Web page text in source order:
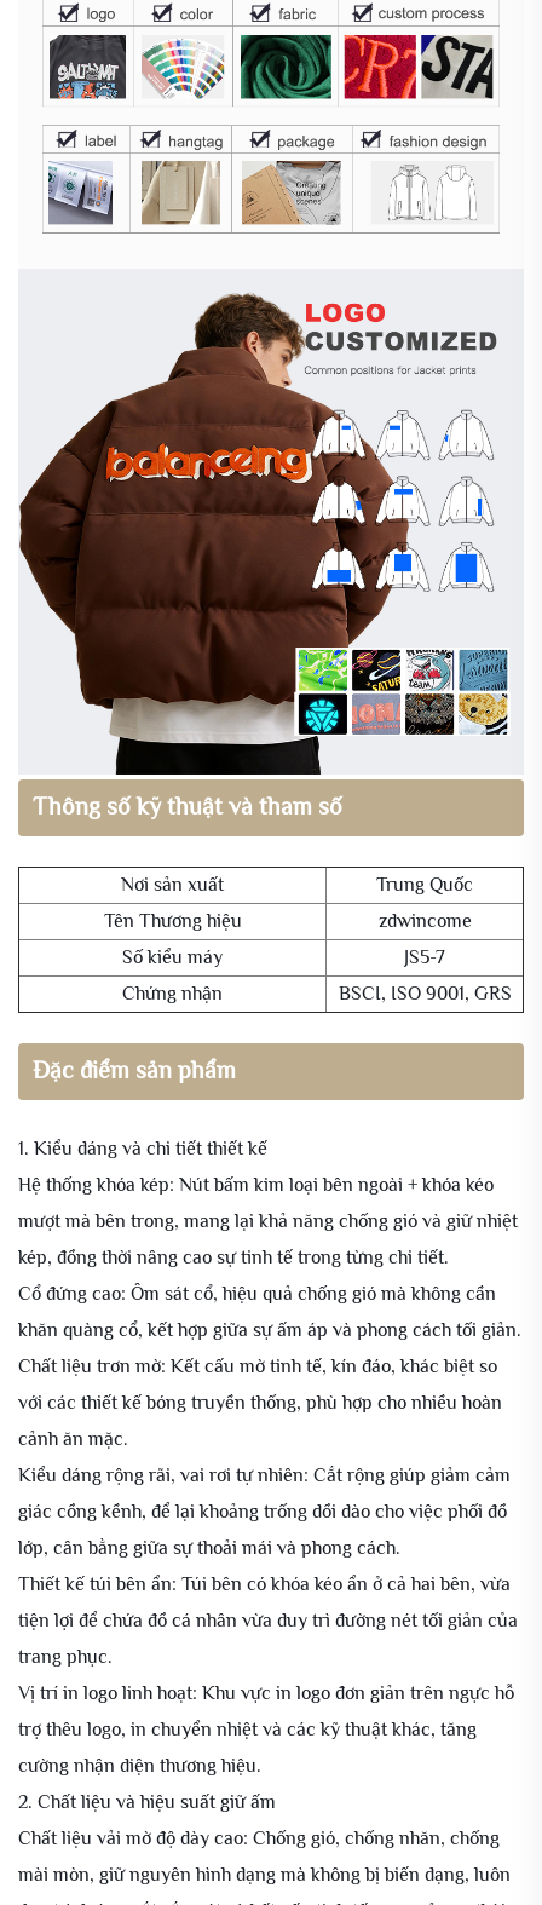
Thông số kỹ thuật và tham số
Nơi sản xuất
Trung Quốc
Tên Thương hiệu
zdwincome
Số kiểu máy
JS5-7
Chứng nhận
BSCI, ISO 9001, GRS
Đặc điểm sản phẩm
1. Kiểu dáng và chi tiết thiết kế
Hệ thống khóa kép: Nút bấm kim loại bên ngoài + khóa kéo
mượt mà bên trong, mang lại khả năng chống gió và giữ nhiệt
kép, đồng thời nâng cao sự tinh tế trong từng chi tiết.
Cổ đứng cao: Ôm sát cổ, hiệu quả chống gió mà không cần
khăn quàng cổ, kết hợp giữa sự ấm áp và phong cách tối giản.
Chất liệu trơn mờ: Kết cấu mờ tinh tế, kín đáo, khác biệt so
với các thiết kế bóng truyền thống, phù hợp cho nhiều hoàn
cảnh ăn mặc.
Kiểu dáng rộng rãi, vai rơi tự nhiên: Cắt rộng giúp giảm cảm
giác cồng kềnh, để lại khoảng trống dồi dào cho việc phối đồ
lớp, cân bằng giữa sự thoải mái và phong cách.
Thiết kế túi bên ẩn: Túi bên có khóa kéo ẩn ở cả hai bên, vừa
tiện lợi để chứa đồ cá nhân vừa duy trì đường nét tối giản của
trang phục.
Vị trí in logo linh hoạt: Khu vực in logo đơn giản trên ngực hỗ
trợ thêu logo, in chuyển nhiệt và các kỹ thuật khác, tăng
cường nhận diện thương hiệu.
2. Chất liệu và hiệu suất giữ ấm
Chất liệu vải mờ độ dày cao: Chống gió, chống nhăn, chống
mài mòn, giữ nguyên hình dạng mà không bị biến dạng, luôn